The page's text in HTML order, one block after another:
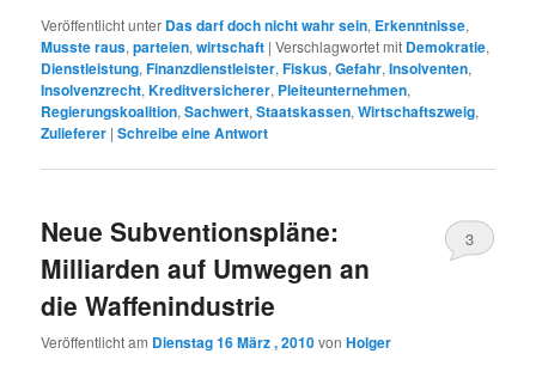
Veröffentlicht unter Das darf doch nicht wahr sein, Erkenntnisse,
Musste raus,parteien,wirtschaft |Verschlagwortet mit Demokratie,
Dienstleistung,Finanzdienstleister,Fiskus,Gefahr,Insolventen,
Insolvenzrecht,Kreditversicherer, Pleiteunternehmen,
Regierungskoalition,Sachwert,Staatskassen,Wirtschaftszweig,
Zulieferer |Schreibe eine Antwort
Neue Subventionspläne:
Milliarden auf Umwegen an
die Waffenindustrie
Veröffentlicht am Dienstag 16 März , 2010vonHolger
3